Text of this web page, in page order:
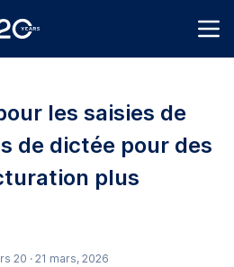
les saisies de
de dictée pour des
plus
20 · 21 mars, 2026